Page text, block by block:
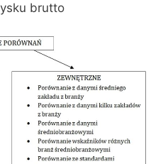
brutto